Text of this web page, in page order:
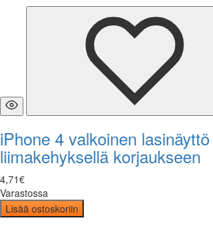
iPhone 4 valkoinen lasinäyttö
liimakehyksellä korjaukseen
4,71€
Varastossa
Lisää ostoskoriin